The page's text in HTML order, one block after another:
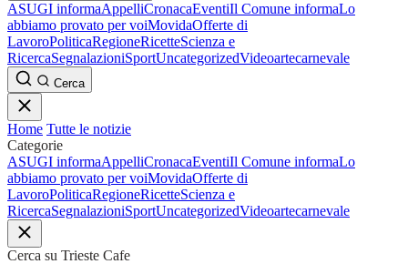
ASUGI informaAppelliCronacaEventiIl Comune informaLo
abbiamo provato per voiMovidaOfferte di
LavoroPoliticaRegioneRicetteScienza e
RicercaSegnalazioniSportUncategorizedVideoartecarnevale
Cerca
Home Tutte le notizie
Categorie
ASUGI informaAppelliCronacaEventiIl Comune informaLo
abbiamo provato per voiMovidaOfferte di
LavoroPoliticaRegioneRicetteScienza e
RicercaSegnalazioniSportUncategorizedVideoartecarnevale
Cerca su Trieste Cafe